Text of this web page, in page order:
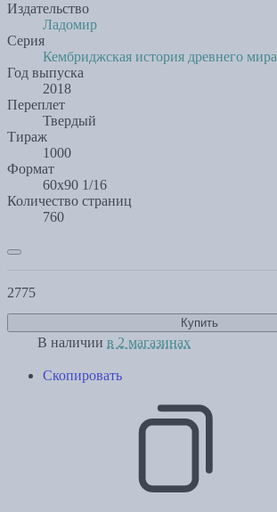
Издательство
Ладомир
Серия
Кембриджская история древнего мира
Год выпуска
2018
Переплет
Твердый
Тираж
1000
Формат
60х90 1/16
Количество страниц
760
2775
Купить
В наличии в 2 магазинах
Скопировать